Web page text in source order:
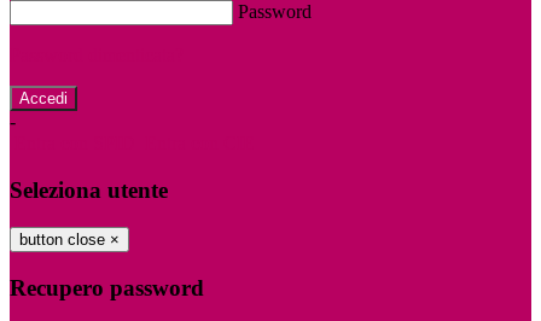
Password
-
Seleziona utente
button close ×
Recupero password